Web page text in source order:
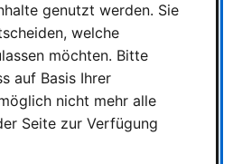
SPIEL ESSEN 2023 wird
größer, moderner und
mit neuen Hallenkonzept
SPIEL ESSEN 2023 wird
mit neuen
2023 | Thomas
genutzt werden. Sie
welche
möchten. Bitte
auf Basis Ihrer
nicht mehr alle
Seite zur Verfügung